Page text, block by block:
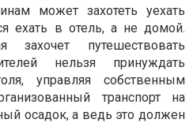
может захотеть уехать
ехать в отель, а не домой.
захочет путешествовать
нельзя принуждать
управляя собственным
транспорт на
осадок, а ведь это должен